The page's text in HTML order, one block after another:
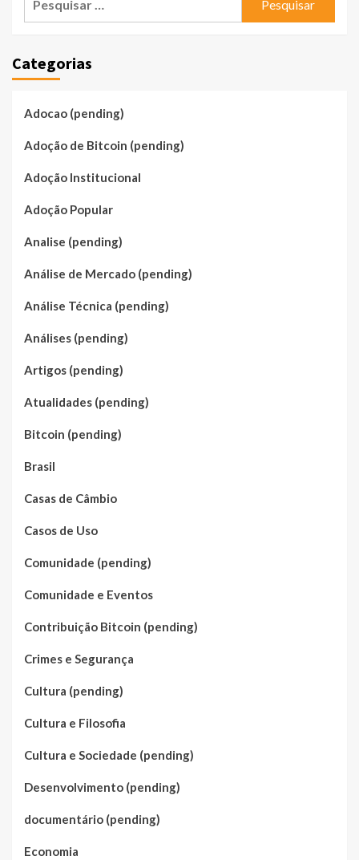
Categorias
Adocao (pending)
Adoção de Bitcoin (pending)
Adoção Institucional
Adoção Popular
Analise (pending)
Análise de Mercado (pending)
Análise Técnica (pending)
Análises (pending)
Artigos (pending)
Atualidades (pending)
Bitcoin (pending)
Brasil
Casas de Câmbio
Casos de Uso
Comunidade (pending)
Comunidade e Eventos
Contribuição Bitcoin (pending)
Crimes e Segurança
Cultura (pending)
Cultura e Filosofia
Cultura e Sociedade (pending)
Desenvolvimento (pending)
documentário (pending)
Economia